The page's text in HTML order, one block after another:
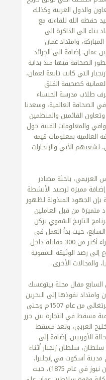
والدول العربية وكذلك
حفظه الله للقاءته مع
بناء الى الذاكرة الى
وامتداد عمان
إضافة الى الجرائد
الصحافة فيها منذ بداية
التي كانت تابعة لعمان،
كصحيفة الفلق
طلاب مدرسة الخنساء
الصحافة العالمية، وسعدنا
القائمين والمنظمين
والمعلومات الفنية حول
العالمية بمعلومات قيمة
الأبي والإنجازات
باحثة مصادر
مميزة لرصيد الأنشطة
الجهود المبذولة لظهور
من قبل العاملين
التاريخ الشفوي بركن
حيث بدأ العمل في
أواخر سنة 2012م وحتى الاَن تم إجراء أكثر من 300 مقابلة داخل
رصد الوثيقة الشفوية
والمجالات الأخرى.
السابع مقال مجلة بيتوغسك
وامتداد نفوذها إلى البحرين
وجزيرة سقطرى، ومقاومة الغزو البرتغالي من عام 1507م وحتى
مسقط في التجارة بين جزر
العربي، وتعد مسقط
الأوربيين. إضافة إلى
سلطان زنجبار أثناء
أسكوت في إنجلترا،
والذي نشر بمجلة ( ذا اليستريتد لندن نيوز في عام 1875)، حيث